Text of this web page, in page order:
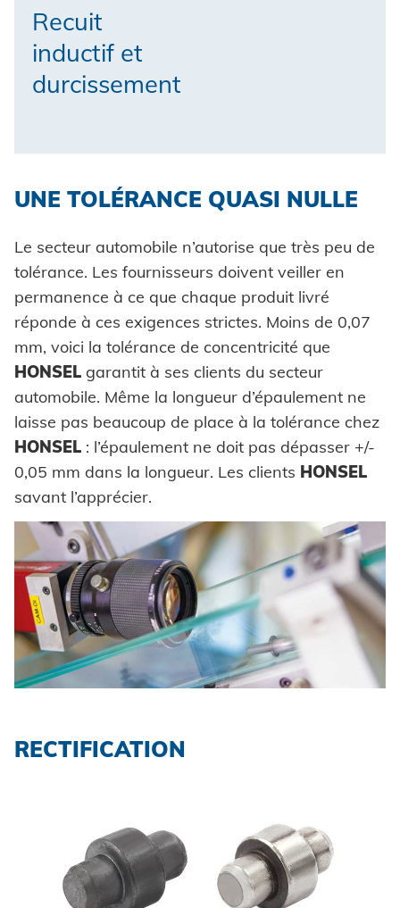
Recuit
inductif et
durcissement
UNE TOLÉRANCE QUASI NULLE
Le secteur automobile n’autorise que très peu de
tolérance. Les fournisseurs doivent veiller en
permanence à ce que chaque produit livré
réponde à ces exigences strictes. Moins de 0,07
mm, voici la tolérance de concentricité que
HONSEL garantit à ses clients du secteur
automobile. Même la longueur d’épaulement ne
laisse pas beaucoup de place à la tolérance chez
HONSEL : l’épaulement ne doit pas dépasser +/-
0,05 mm dans la longueur. Les clients HONSEL
savant l’apprécier.
RECTIFICATION